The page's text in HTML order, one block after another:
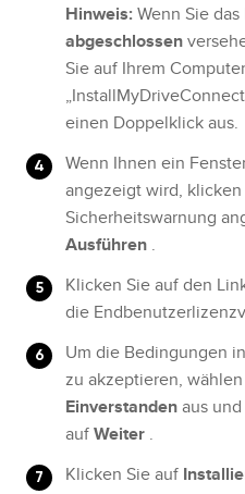
Hinweis: Wenn Sie
abgeschlossen
Sie auf Ihrem
einen Doppelklick aus.
Wenn Ihnen ein
angezeigt wird, klicken
Sicherheitswarnung
Ausführen .
Klicken Sie auf den
die
Um die Bedingungen
zu akzeptieren,
Einverstandenaus
aufWeiter .
Klicken Sie auf